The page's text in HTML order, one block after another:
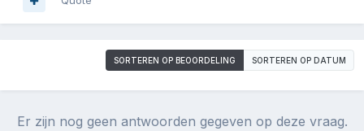
SORTEREN OP BEOORDELING SORTEREN OP DATUM
Er zijn nog geen antwoorden gegeven op deze vraag.